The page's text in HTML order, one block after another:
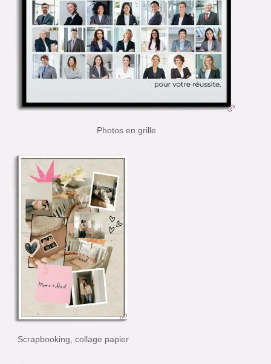
Photos en grille
Scrapbooking, collage papier